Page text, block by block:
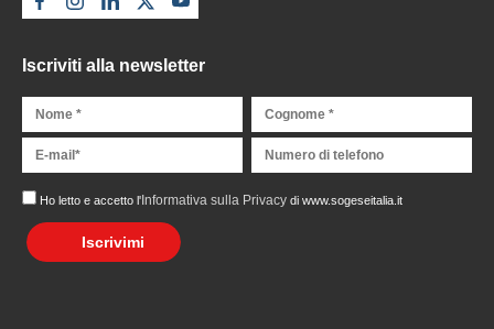
Iscriviti alla newsletter
Ho letto e accetto l'Informativa sulla Privacydi www.sogeseitalia.it
Iscrivimi